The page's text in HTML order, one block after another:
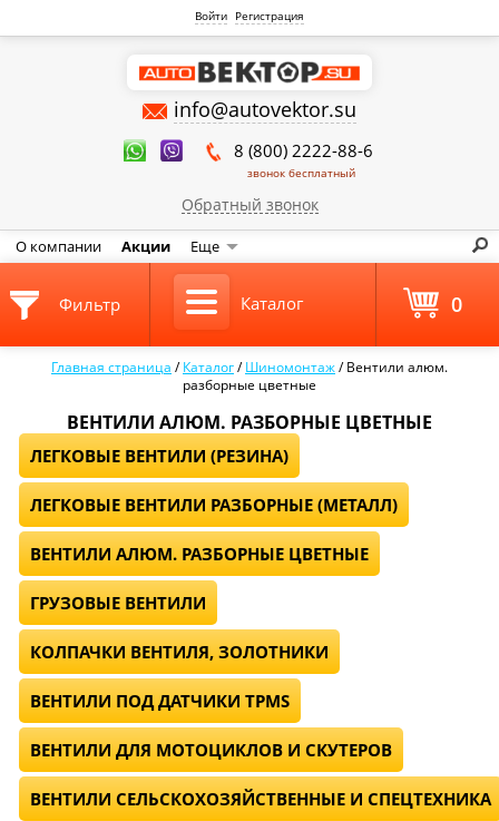
Войти Регистрация
info@autovektor.su
8 (800) 2222-88-6
звонок бесплатный
Обратный звонок
О компании Акции Еще
Главная страница /Каталог/Шиномонтаж/Вентили алюм.
разборные цветные
ВЕНТИЛИ АЛЮМ. РАЗБОРНЫЕ ЦВЕТНЫЕ
ЛЕГКОВЫЕ ВЕНТИЛИ (РЕЗИНА)
ЛЕГКОВЫЕ ВЕНТИЛИ РАЗБОРНЫЕ (МЕТАЛЛ)
ВЕНТИЛИ АЛЮМ. РАЗБОРНЫЕ ЦВЕТНЫЕ
ГРУЗОВЫЕ ВЕНТИЛИ
КОЛПАЧКИ ВЕНТИЛЯ, ЗОЛОТНИКИ
ВЕНТИЛИ ПОД ДАТЧИКИ TPMS
ВЕНТИЛИ ДЛЯ МОТОЦИКЛОВ И СКУТЕРОВ
ВЕНТИЛИ СЕЛЬСКОХОЗЯЙСТВЕННЫЕ И СПЕЦТЕХНИКА
Фильтр Каталог 0